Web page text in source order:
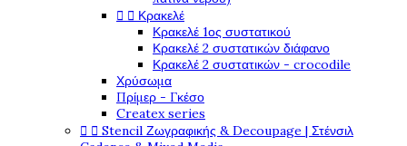
  Κρακελέ
Κρακελέ 1ος συστατικού
Κρακελέ 2 συστατικών διάφανο
Κρακελέ 2 συστατικών - crocodile
Χρύσωμα
Πρίμερ - Γκέσο
Createx series
  Stencil Ζωγραφικής & Decoupage | Στένσιλ